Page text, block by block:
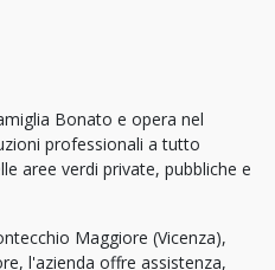
Bonato e opera nel
professionali a tutto
aree verdi private, pubbliche e
Maggiore (Vicenza),
l'azienda offre assistenza,